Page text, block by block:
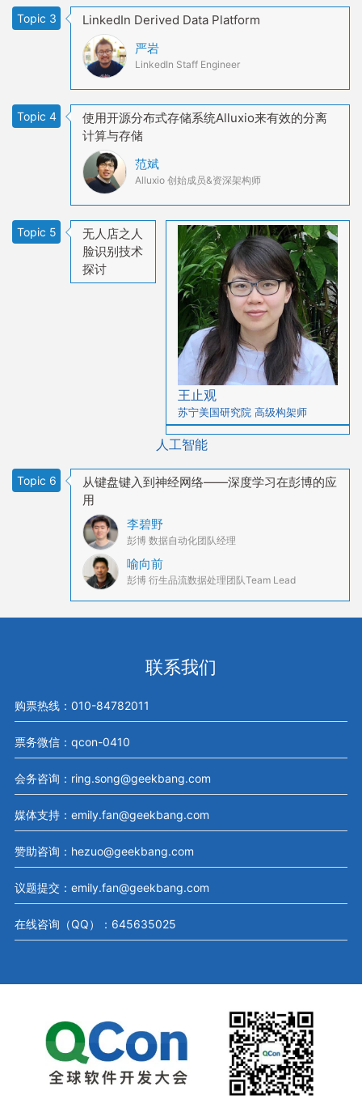
Topic 3
LinkedIn Derived Data Platform
严岩
LinkedIn Staff Engineer
Topic 4
使用开源分布式存储系统Alluxio来有效的分离
计算与存储
范斌
Alluxio 创始成员&资深架构师
Topic 5
无人店之人
脸识别技术
探讨
王止观
苏宁美国研究院 高级构架师
人工智能
Topic 6
从键盘键入到神经网络——深度学习在彭博的应
用
李碧野
彭博 数据自动化团队经理
喻向前
彭博 衍生品流数据处理团队Team Lead
联系我们
购票热线：010-84782011
票务微信：qcon-0410
会务咨询：ring.song@geekbang.com
媒体支持：emily.fan@geekbang.com
赞助咨询：hezuo@geekbang.com
议题提交：emily.fan@geekbang.com
在线咨询（QQ）：645635025